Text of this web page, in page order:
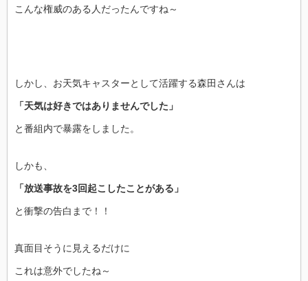
こんな権威のある人だったんですね～
しかし、お天気キャスターとして活躍する森田さんは
「天気は好きではありませんでした」
と番組内で暴露をしました。
しかも、
「放送事故を3回起こしたことがある」
と衝撃の告白まで！！
真面目そうに見えるだけに
これは意外でしたね～